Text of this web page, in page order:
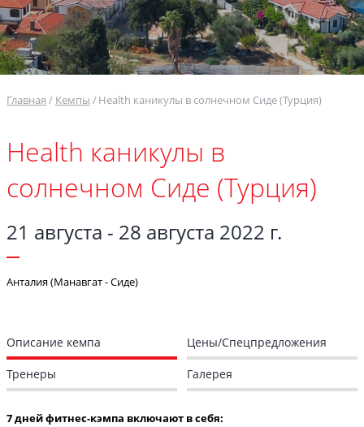
Главная Кемпы Health каникулы в солнечном Сиде (Турция)
Health каникулы в
солнечном Сиде (Турция)
21 августа - 28 августа 2022 г.
Анталия (Манавгат - Сиде)
Описание кемпа Цены/Спецпредложения
Тренеры Галерея
7 дней фитнес-кэмпа включают в себя: